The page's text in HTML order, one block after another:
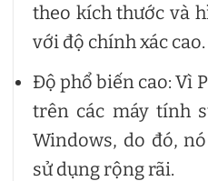
theo kích thước và
với độ chính xác cao.
Độ phổ biến cao: Vì
trên các máy tính
Windows, do đó,
sử dụng rộng rãi.